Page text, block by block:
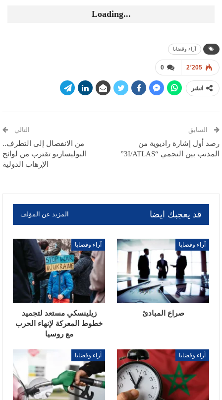
Loading...
آراء وقضايا
0 2٬205
انشر
السابق
رصد أول إشارة راديوية من
المذنب بين النجمي “3I/ATLAS”
التالي
من الانفصال إلى التطرف..
البوليساريو تقترب من لوائح
الإرهاب الدولية
قد يعجبك ايضا المزيد عن المؤلف
آراء وقضايا
صراع المبادئ
آراء وقضايا
زيلينسكي مستعد لتجميد
خطوط المعركة لإنهاء الحرب
مع روسيا
آراء وقضايا آراء وقضايا